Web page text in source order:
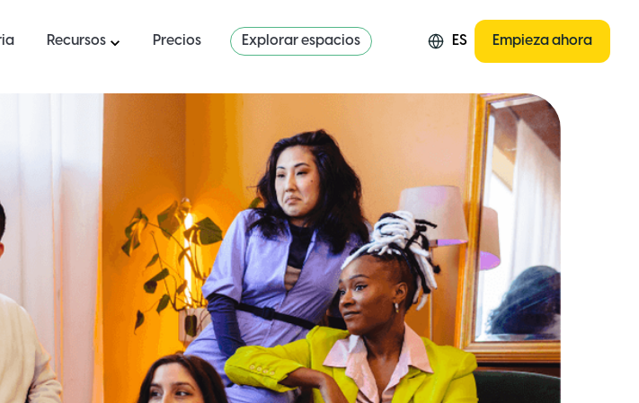
Recursos Precios Explorar espacios ES Empieza ahora